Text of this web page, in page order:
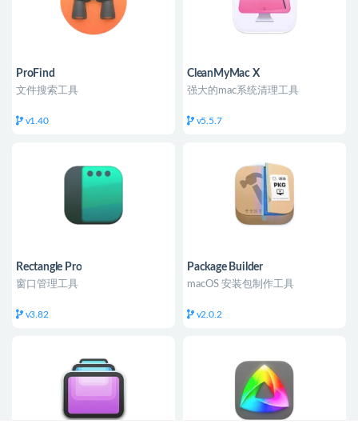
ProFind
文件搜索工具
v1.40
CleanMyMac X
强大的mac系统清理工具
v5.5.7
Rectangle Pro
窗口管理工具
v3.82
Package Builder
macOS 安装包制作工具
v2.0.2